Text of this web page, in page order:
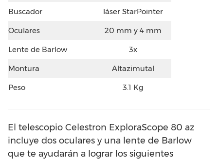
Buscador láser StarPointer
Oculares 20 mm y 4 mm
Lente de Barlow 3x
Montura Altazimutal
Peso 3.1 Kg
El telescopio Celestron ExploraScope 80 az
incluye dos oculares y una lente de Barlow
que te ayudarán a lograr los siguientes